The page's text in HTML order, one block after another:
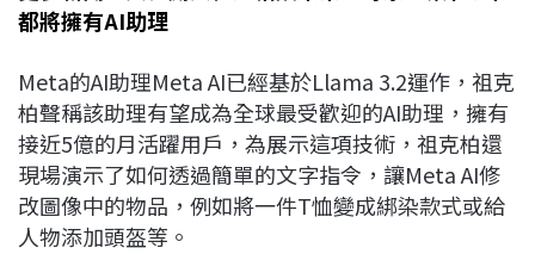
都將擁有AI助理
Meta的AI助理Meta AI已經基於Llama 3.2運作，祖克
柏聲稱該助理有望成為全球最受歡迎的AI助理，擁有
接近5億的月活躍用戶，為展示這項技術，祖克柏還
現場演示了如何透過簡單的文字指令，讓Meta AI修
改圖像中的物品，例如將一件T恤變成綁染款式或給
人物添加頭盔等。